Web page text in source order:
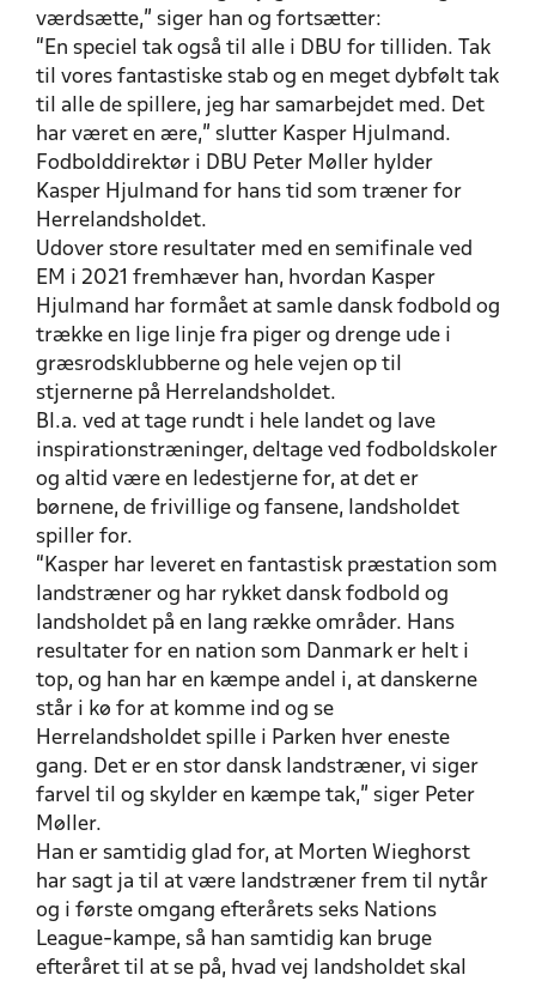
værdsætte,” siger han og fortsætter:
“En speciel tak også til alle i DBU for tilliden. Tak
til vores fantastiske stab og en meget dybfølt tak
til alle de spillere, jeg har samarbejdet med. Det
har været en ære,” slutter Kasper Hjulmand.
Fodbolddirektør i DBU Peter Møller hylder
Kasper Hjulmand for hans tid som træner for
Herrelandsholdet.
Udover store resultater med en semifinale ved
EM i 2021 fremhæver han, hvordan Kasper
Hjulmand har formået at samle dansk fodbold og
trække en lige linje fra piger og drenge ude i
græsrodsklubberne og hele vejen op til
stjernerne på Herrelandsholdet.
Bl.a. ved at tage rundt i hele landet og lave
inspirationstræninger, deltage ved fodboldskoler
og altid være en ledestjerne for, at det er
børnene, de frivillige og fansene, landsholdet
spiller for.
“Kasper har leveret en fantastisk præstation som
landstræner og har rykket dansk fodbold og
landsholdet på en lang række områder. Hans
resultater for en nation som Danmark er helt i
top, og han har en kæmpe andel i, at danskerne
står i kø for at komme ind og se
Herrelandsholdet spille i Parken hver eneste
gang. Det er en stor dansk landstræner, vi siger
farvel til og skylder en kæmpe tak,” siger Peter
Møller.
Han er samtidig glad for, at Morten Wieghorst
har sagt ja til at være landstræner frem til nytår
og i første omgang efterårets seks Nations
League-kampe, så han samtidig kan bruge
efteråret til at se på, hvad vej landsholdet skal